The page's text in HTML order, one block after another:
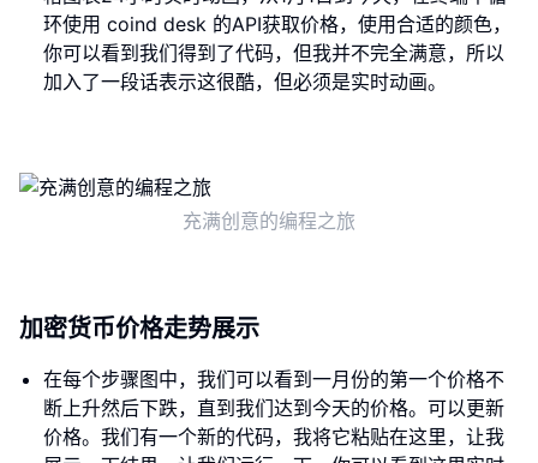
环使用 coind desk 的API获取价格，使用合适的颜色，
你可以看到我们得到了代码，但我并不完全满意，所以
加入了一段话表示这很酷，但必须是实时动画。
充满创意的编程之旅
加密货币价格走势展示
在每个步骤图中，我们可以看到一月份的第一个价格不
断上升然后下跌，直到我们达到今天的价格。可以更新
价格。我们有一个新的代码，我将它粘贴在这里，让我